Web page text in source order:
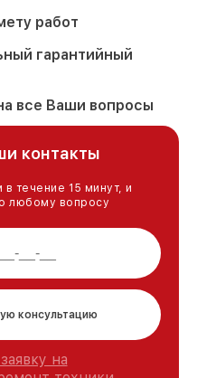
работ
гарантийный
все Ваши вопросы
контакты
течение 15 минут, и
любому вопросу
консультацию
на